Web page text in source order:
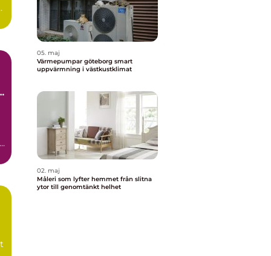
05. maj
Värmepumpar göteborg smart
uppvärmning i västkustklimat
02. maj
Måleri som lyfter hemmet från slitna
ytor till genomtänkt helhet